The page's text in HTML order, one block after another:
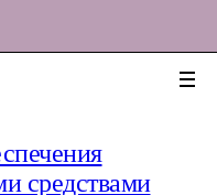
средствами